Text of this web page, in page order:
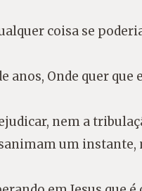
coisa se
anos, Onde quer que
nem a
um instante,